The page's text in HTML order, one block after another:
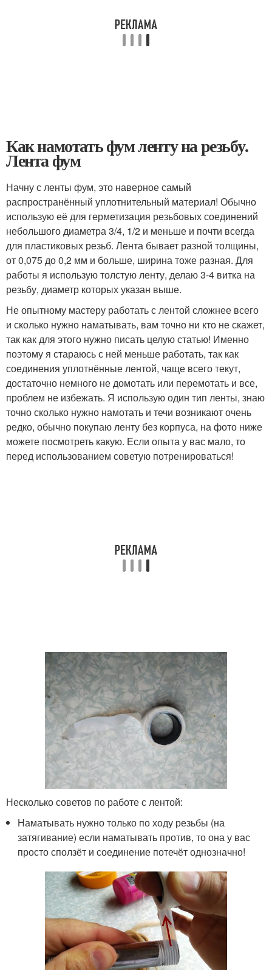
Как намотать фум ленту на резьбу.
Лента фум
Начну с ленты фум, это наверное самый
распространённый уплотнительный материал! Обычно
использую её для герметизация резьбовых соединений
небольшого диаметра 3/4, 1/2 и меньше и почти всегда
для пластиковых резьб. Лента бывает разной толщины,
от 0,075 до 0,2 мм и больше, ширина тоже разная. Для
работы я использую толстую ленту, делаю 3-4 витка на
резьбу, диаметр которых указан выше.
Не опытному мастеру работать с лентой сложнее всего
и сколько нужно наматывать, вам точно ни кто не скажет,
так как для этого нужно писать целую статью! Именно
поэтому я стараюсь с ней меньше работать, так как
соединения уплотнённые лентой, чаще всего текут,
достаточно немного не домотать или перемотать и все,
проблем не избежать. Я использую один тип ленты, знаю
точно сколько нужно намотать и течи возникают очень
редко, обычно покупаю ленту без корпуса, на фото ниже
можете посмотреть какую. Если опыта у вас мало, то
перед использованием советую потренироваться!
Несколько советов по работе с лентой:
Наматывать нужно только по ходу резьбы (на
затягивание) если наматывать против, то она у вас
просто сползёт и соединение потечёт однозначно!